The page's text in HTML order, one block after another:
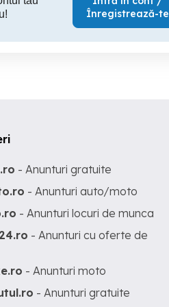
Înregistrează-te
- Anunturi gratuite
- Anunturi auto/moto
- Anunturi locuri de munca
- Anunturi cu oferte de
- Anunturi moto
- Anunturi gratuite